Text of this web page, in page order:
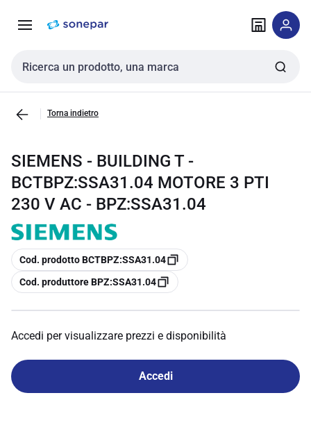
navigazione alla
Cerca input
Torna indietro
SIEMENS - BUILDING T -
BCTBPZ:SSA31.04 MOTORE 3 PTI
230 V AC - BPZ:SSA31.04
copia
Cod. prodotto BCTBPZ:SSA31.04
copia
Cod. produttore BPZ:SSA31.04
Accedi per visualizzare prezzi e disponibilità
Accedi